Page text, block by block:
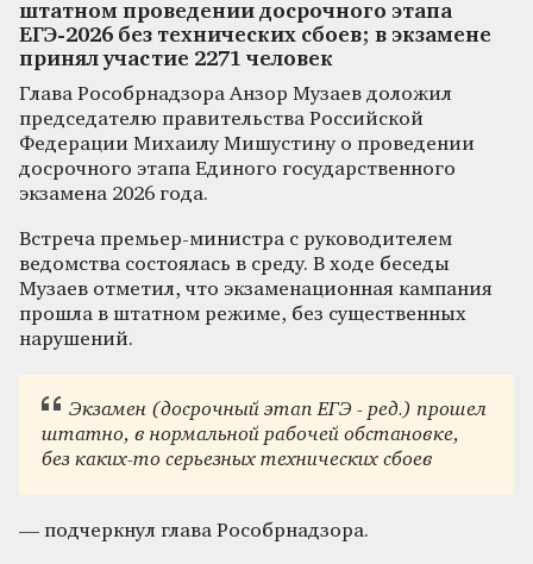
штатном проведении досрочного этапа
ЕГЭ-2026 без технических сбоев; в экзамене
принял участие 2271 человек
Глава Рособрнадзора Анзор Музаев доложил
председателю правительства Российской
Федерации Михаилу Мишустину о проведении
досрочного этапа Единого государственного
экзамена 2026 года.
Встреча премьер-министра с руководителем
ведомства состоялась в среду. В ходе беседы
Музаев отметил, что экзаменационная кампания
прошла в штатном режиме, без существенных
нарушений.
Экзамен (досрочный этап ЕГЭ - ред.) прошел
штатно, в нормальной рабочей обстановке,
без каких-то серьезных технических сбоев
— подчеркнул глава Рособрнадзора.